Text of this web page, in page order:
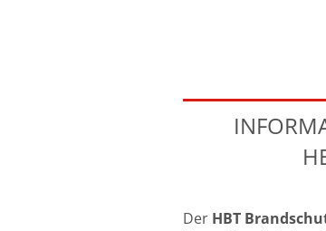
Der HBT